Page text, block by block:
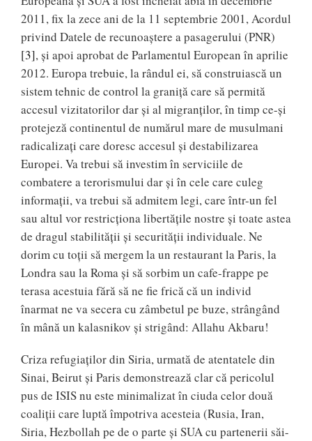
2011, fix la zece ani de la 11 septembrie 2001, Acordul
privind Datele de recunoaștere a pasagerului (PNR)
[3], și apoi aprobat de Parlamentul European în aprilie
2012. Europa trebuie, la rândul ei, să construiască un
sistem tehnic de control la graniță care să permită
accesul vizitatorilor dar și al migranților, în timp ce-și
protejeză continentul de numărul mare de musulmani
radicalizați care doresc accesul și destabilizarea
Europei. Va trebui să investim în serviciile de
combatere a terorismului dar și în cele care culeg
informații, va trebui să admitem legi, care într-un fel
sau altul vor restricționa libertățile nostre și toate astea
de dragul stabilității și securității individuale. Ne
dorim cu toții să mergem la un restaurant la Paris, la
Londra sau la Roma și să sorbim un cafe-frappe pe
terasa acestuia fără să ne fie frică că un individ
înarmat ne va secera cu zâmbetul pe buze, strângând
în mână un kalasnikov și strigând: Allahu Akbaru!
Criza refugiaților din Siria, urmată de atentatele din
Sinai, Beirut și Paris demonstrează clar că pericolul
pus de ISIS nu este minimalizat în ciuda celor două
coaliții care luptă împotriva acesteia (Rusia, Iran,
Siria, Hezbollah pe de o parte și SUA cu partenerii săi-